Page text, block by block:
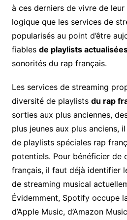
à ces derniers de vivre de leur
logique que les services de
popularisés au point d’être
fiables de playlists
sonorités du rap français.
Les services de streaming
diversité de playlists du rap
sorties aux plus anciennes,
plus jeunes aux plus anciens,
de playlists spéciales rap
potentiels. Pour bénéficier de
français, il faut déjà identifier
de streaming musical
Évidemment, Spotify occupe
d’Apple Music, d’Amazon